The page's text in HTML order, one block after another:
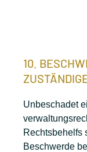
10.
Unbeschadet
Rechtsbehelfs
Beschwerde